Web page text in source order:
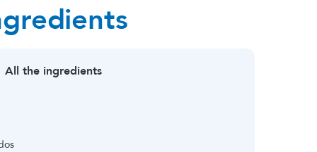
All the ingredients